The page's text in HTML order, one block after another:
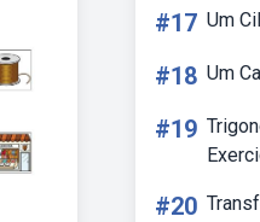
#17 Um
#18 Um
#19
#20